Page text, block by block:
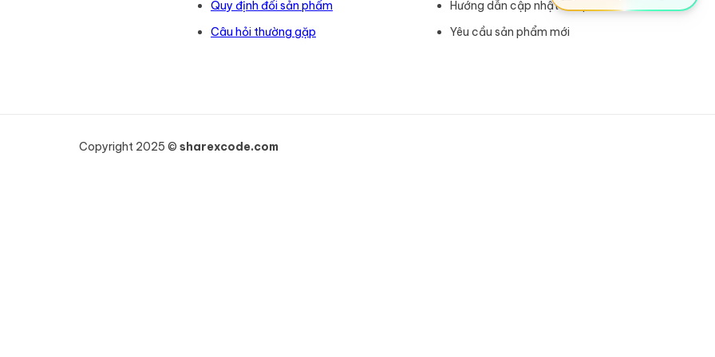
Quy định đổi sản phẩm
Câu hỏi thường gặp
Hướng dẫn cập nhật sản phẩm
Yêu cầu sản phẩm mới
Copyright 2025 © sharexcode.com